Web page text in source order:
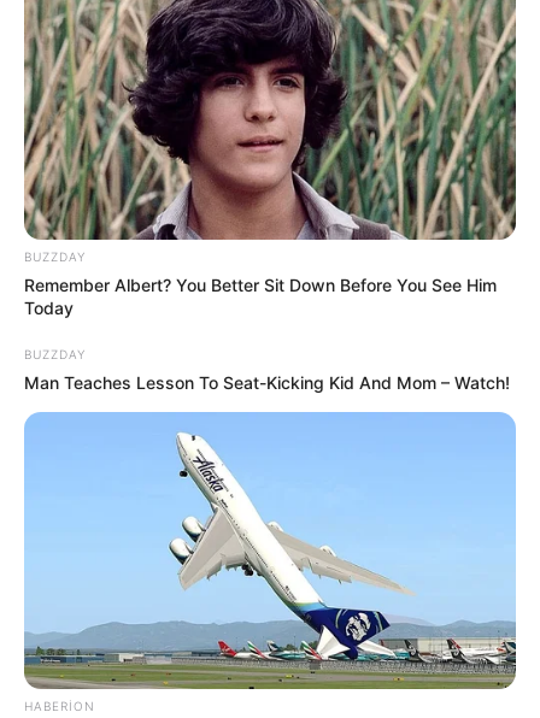
BUZZDAY
Remember Albert? You Better Sit Down Before You See Him
Today
BUZZDAY
Man Teaches Lesson To Seat-Kicking Kid And Mom – Watch!
HABERION